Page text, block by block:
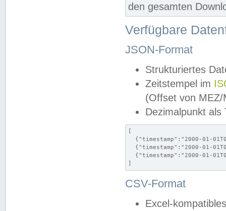
den gesamten
Verfügbare
JSON-Format
Strukturiertes
Zeitstempel im
(Offset von MEZ/
Dezimalpunkt als
[
{"timestamp":"2000-01-
{"timestamp":"2000-01-
{"timestamp":"2000-01-
]
CSV-Format
Excel-